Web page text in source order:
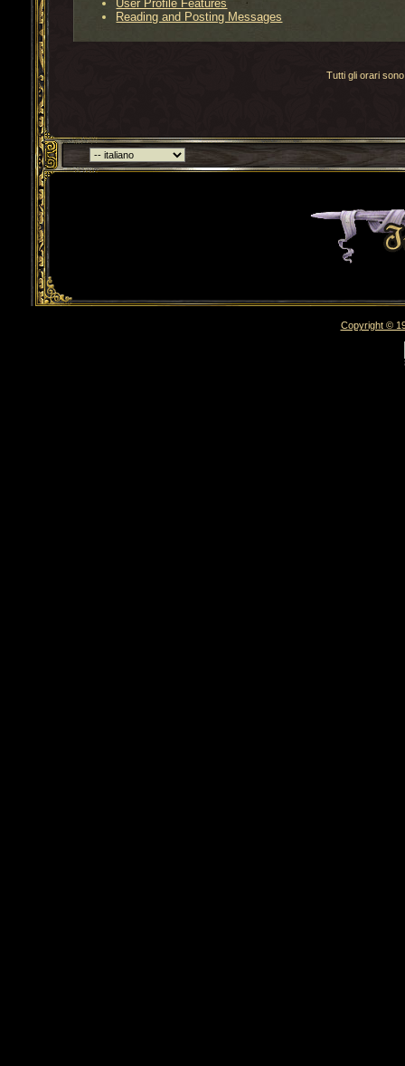
User Profile Features
Reading and Posting Messages
Tutti gli orari
Torna indietro
Copyright ©